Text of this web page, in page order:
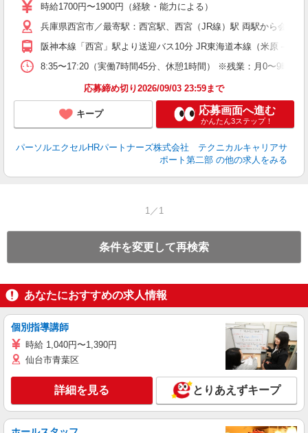
時給1700円〜1900円（経験・能力による）
兵庫県西宮市／最寄駅：西宮駅、西宮（JR線）駅 両駅から会社無
阪神本線「西宮」駅より送迎バス10分 JR東海道本線（米原－神
8:35〜17:20（実働7時間45分、休憩1時間） ※残業：月0〜9時間
応募締め切り2026/09/03 23:59まで
キープ 応募画面へ進む
かんたん3ステップ！
パーソルエクセルHRパートナーズ株式会社 テクニカルキャリアサ
ポート第二部 の他の求人をみる
1／1
条件を変更して再検索
あなたにおすすめの求人情報
個別指導講師
時給 1,040円〜1,390円
仙台市青葉区
詳細を見る とりあえずキープ